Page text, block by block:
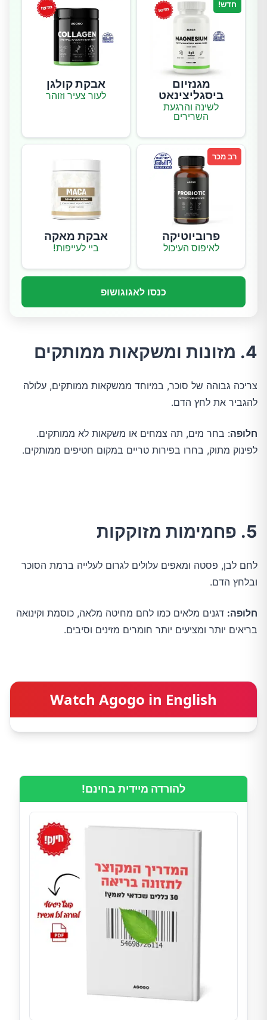
חדש!
מגנזיום
ביסגליצינאט
לשינה והרגעת
השרירים
אבקת קולגן
לעור צעיר וזוהר
רב מכר
פרוביוטיקה
לאיפוס העיכול
אבקת מאקה
ביי לעייפות!
כנסו לאגוגושופ
4. מזונות ומשקאות ממותקים
צריכה גבוהה של סוכר, במיוחד ממשקאות ממותקים, עלולה
להגביר את לחץ הדם.
חלופה: בחר מים, תה צמחים או משקאות לא ממותקים.
לפינוק מתוק, בחרו בפירות טריים במקום חטיפים ממותקים.
5. פחמימות מזוקקות
לחם לבן, פסטה ומאפים עלולים לגרום לעלייה ברמת הסוכר
ובלחץ הדם.
חלופה: דגנים מלאים כמו לחם מחיטה מלאה, כוסמת וקינואה
בריאים יותר ומציעים יותר חומרים מזינים וסיבים.
Watch Agogo in English
להורדה מיידית בחינם!